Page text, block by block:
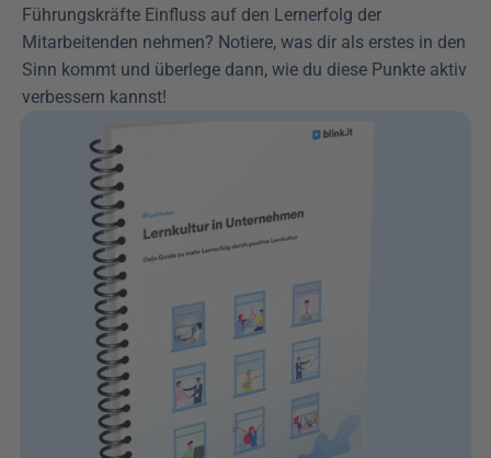
Führungskräfte Einfluss auf den Lernerfolg der
Mitarbeitenden nehmen? Notiere, was dir als erstes in den
Sinn kommt und überlege dann, wie du diese Punkte aktiv
verbessern kannst!